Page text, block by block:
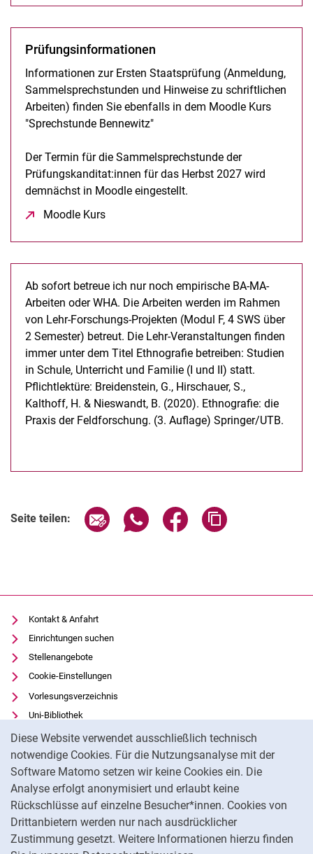
Diese Website verwendet ausschließlich technisch
notwendige Cookies. Für die Nutzungsanalyse mit der
Software Matomo setzen wir keine Cookies ein. Die
Analyse erfolgt anonymisiert und erlaubt keine
Rückschlüsse auf einzelne Besucher*innen. Cookies von
Drittanbietern werden nur nach ausdrücklicher
Zustimmung gesetzt. Weitere Informationen hierzu finden
Prüfungsinformationen
Informationen zur Ersten Staatsprüfung (Anmeldung,
Sammelsprechstunden und Hinweise zu schriftlichen
Arbeiten) finden Sie ebenfalls in dem Moodle Kurs
"Sprechstunde Bennewitz"
Der Termin für die Sammelsprechstunde der
Prüfungskanditat:innen für das Herbst 2027 wird
demnächst in Moodle eingestellt.
Moodle Kurs
Ab sofort betreue ich nur noch empirische BA-MA-
Arbeiten oder WHA. Die Arbeiten werden im Rahmen
von Lehr-Forschungs-Projekten (Modul F, 4 SWS über
2 Semester) betreut. Die Lehr-Veranstaltungen finden
immer unter dem Titel Ethnografie betreiben: Studien
in Schule, Unterricht und Familie (I und II) statt.
Pflichtlektüre: Breidenstein, G., Hirschauer, S.,
Kalthoff, H. & Nieswandt, B. (2020). Ethnografie: die
Praxis der Feldforschung. (3. Auflage) Springer/UTB.
Seite teilen: Seite über E-Mail teilen
Seite über WhatsApp teilen
Seite über Facebook
Kontakt & Anfahrt
Einrichtungen suchen
Stellenangebote
Cookie-Einstellungen
Vorlesungsverzeichnis
Uni-Bibliothek
Moodle
Panopto
Datenschutz
Barrierefreiheit
Transparenter KI-Einsatz